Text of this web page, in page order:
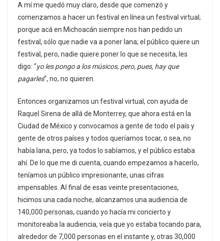
A mí me quedó muy claro, desde que comenzó y
comenzamos a hacer un festival en línea un festival virtual;
porque acá en Michoacán siempre nos han pedido un
festival, sólo que nadie va a poner lana; el público quiere un
festival, pero, nadie quiere poner lo que se necesita, les
digo: “yo les pongo a los músicos, pero, pues, hay que
pagarles”, no, no quieren.
Entonces organizamos un festival virtual, con ayuda de
Raquel Sirena de allá de Monterrey, que ahora está en la
Ciudad de México y convocamos a gente de todo el país y
gente de otros países y todos queríamos tocar, o sea, no
había lana, pero, ya todos lo sabíamos, y el público estaba
ahí. De lo que me di cuenta, cuando empezamos a hacerlo,
teníamos un público impresionante, unas cifras
impensables. Al final de esas veinte presentaciones,
hicimos una cada noche, alcanzamos una audiencia de
140,000 personas, cuando yo hacía mi concierto y
monitoreaba la audiencia, veía que yo estaba tocando para,
alrededor de 7,000 personas en el instante y, otras 30,000